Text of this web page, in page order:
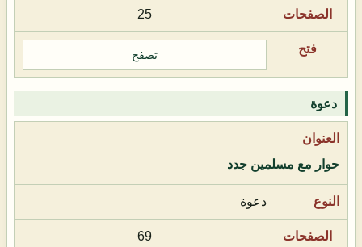
25
تصفح
دعوة
حوار مع مسلمين جدد
دعوة
69